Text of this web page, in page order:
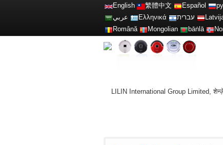
English 繁體中文 Español
عربي
Ελληνικά עברית
Română
Mongolian bāṅlā
LILIN International Group Limited,